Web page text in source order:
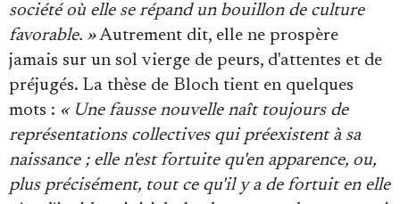
société où elle se répand un bouillon de culture
favorable. »Autrement dit, elle ne prospère
jamais sur un sol vierge de peurs, d'attentes et de
préjugés. La thèse de Bloch tient en quelques
mots : « Une fausse nouvelle naît toujours de
représentations collectives qui préexistent à sa
naissance ; elle n'est fortuite qu'en apparence, ou,
plus précisément, tout ce qu'il y a de fortuit en elle